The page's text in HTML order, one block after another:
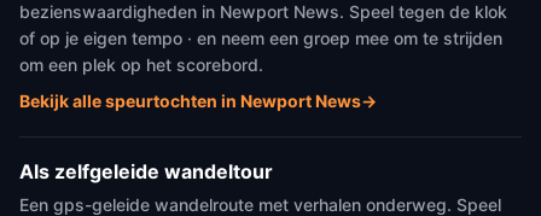
bezienswaardigheden in Newport News. Speel tegen de klok
of op je eigen tempo · en neem een groep mee om te strijden
om een plek op het scorebord.
Bekijk alle speurtochten in Newport News→
Als zelfgeleide wandeltour
Een gps-geleide wandelroute met verhalen onderweg. Speel